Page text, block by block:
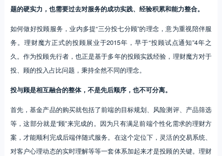
题的硬实力，也需要过去对服务的成功实践、经验积累和能力整合。
如何做好投顾服务，业内多提“三分投七分顾”的理念，意为重视陪伴服
务。理财魔方正式的投顾展业于2015年，早于“投顾试点通知”4年之
久。作为投顾先行者，也正是基于多年的投顾实践经验，理财魔方对于
投、顾的投入占比问题，秉持全然不同的理念。
投与顾是相互融合的整体，不是先后顺序，也不可分离。
首先，基金产品的购买就包括了前端的目标规划、风险测评、产品筛选
等，这部分就是“顾”来完成的。因为只有满足前端个性化需求的理财方
案，才能顺利完成后端伴随式服务。在这个定位下，灵活的交易系统、
对客户心理动态的实时理解等等一套体系加起来才是投顾的关键。理财